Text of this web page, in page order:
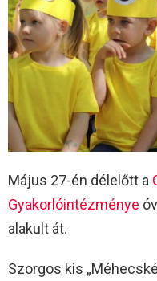
Május 27-én délelőtt a
Gyakorlóintézménye
alakult át.
Szorgos kis